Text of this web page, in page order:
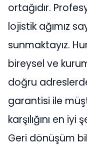
ortağıdır.
lojistik ağımız
sunmaktayız.
bireysel ve
doğru
garantisi ile
karşılığını en iyi
Geri dönüşüm